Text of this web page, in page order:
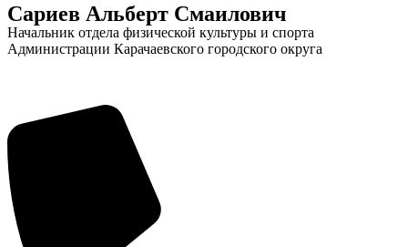
Сариев Альберт Смаилович
Начальник отдела физической культуры и спорта
Администрации Карачаевского городского округа